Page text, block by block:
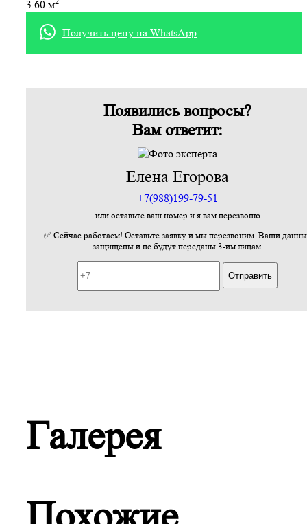
3.60 м
Получить цену на WhatsApp
Появились вопросы?
Вам ответит:
Елена Егорова
+7(988)199-79-51
или оставьте ваш номер и я вам перезвоню
✅ Сейчас работаем! Оставьте заявку и мы перезвоним. Ваши
защищены и не будут переданы 3-им лицам.
Галерея